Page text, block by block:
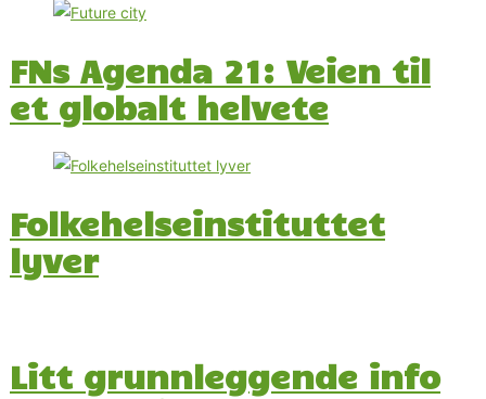
FNs Agenda 21: Veien til
et globalt helvete
Folkehelseinstituttet
lyver
Litt grunnleggende info